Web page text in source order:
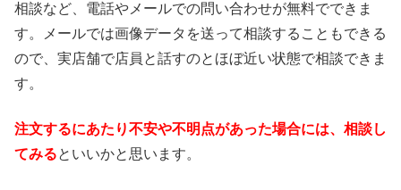
相談など、電話やメールでの問い合わせが無料でできま
す。メールでは画像データを送って相談することもできる
ので、実店舗で店員と話すのとほぼ近い状態で相談できま
す。
注文するにあたり不安や不明点があった場合には、相談し
てみるといいかと思います。